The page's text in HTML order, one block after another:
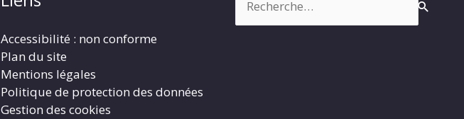
Accessibilité : non conforme
Plan du site
Mentions légales
Politique de protection des données
Gestion des cookies